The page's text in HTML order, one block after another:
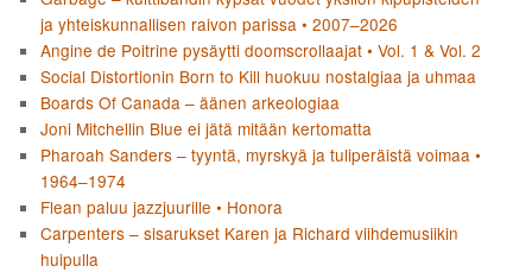
ja yhteiskunnallisen raivon parissa • 2007–2026
Angine de Poitrine pysäytti doomscrollaajat • Vol. 1 & Vol. 2
Social Distortionin Born to Kill huokuu nostalgiaa ja uhmaa
Boards Of Canada – äänen arkeologiaa
Joni Mitchellin Blue ei jätä mitään kertomatta
Pharoah Sanders – tyyntä, myrskyä ja tuliperäistä voimaa •
1964–1974
Flean paluu jazzjuurille • Honora
Carpenters – sisarukset Karen ja Richard viihdemusiikin
huipulla